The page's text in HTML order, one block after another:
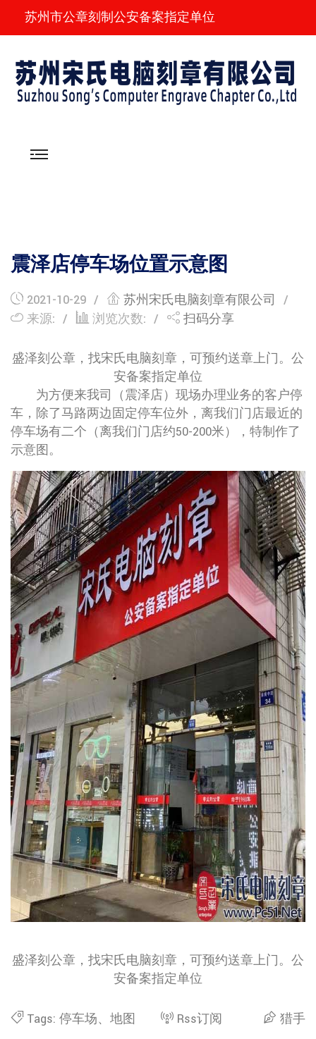
苏州市公章刻制公安备案指定单位
震泽店停车场位置示意图
2021-10-29
苏州宋氏电脑刻章有限公司
来源:
浏览次数: 扫码分享
盛泽刻公章，找宋氏电脑刻章，可预约送章上门。公
安备案指定单位
为方便来我司（震泽店）现场办理业务的客户停
车，除了马路两边固定停车位外，离我们门店最近的
停车场有二个（离我们门店约50-200米），特制作了
示意图。
盛泽刻公章，找宋氏电脑刻章，可预约送章上门。公
安备案指定单位
Tags: 停车场、 地图 Rss订阅
猎手